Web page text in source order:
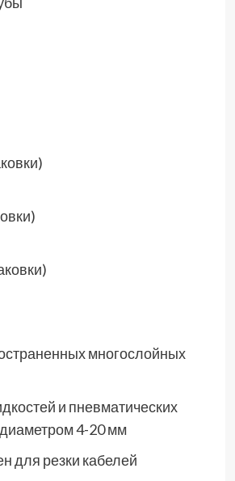
многослойных
и пневматических
4-20 мм
для резки кабелей